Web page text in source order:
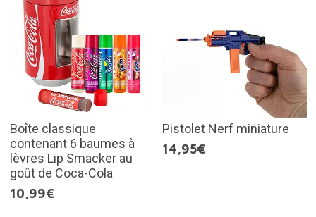
Boîte classique
contenant 6 baumes à
lèvres Lip Smacker au
goût de Coca-Cola
10,99€
Pistolet Nerf miniature
14,95€